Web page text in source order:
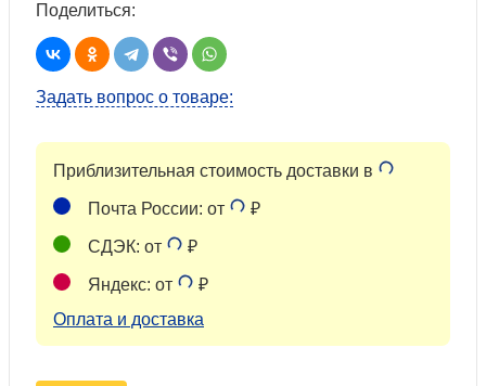
Поделиться:
Задать вопрос о товаре:
Приблизительная стоимость доставки в
Почта России: от ₽
СДЭК: от ₽
Яндекс: от
₽
Оплата и доставка